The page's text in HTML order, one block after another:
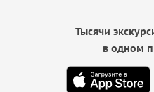
Тысячи
в одном